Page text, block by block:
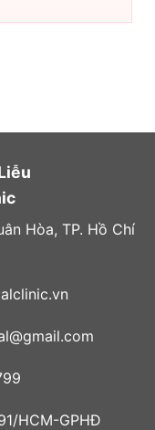
Hòa, TP. Hồ Chí
HCM-GPHĐ